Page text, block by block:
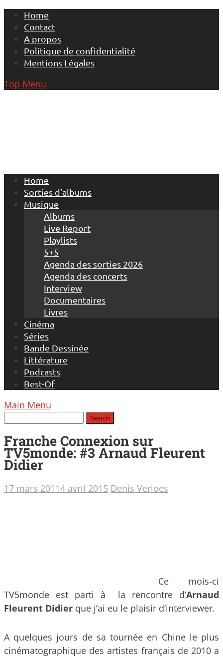
Skip
content
Home
Contact
A propos
Politique de confidentialité
Mentions Légales
Top Menu
Home
Sorties d’albums
Musique
Albums
Live Report
Playlists
5+5
Agenda des sorties 2026
Agenda des concerts
Interview
Documentaires
Livres
Cinéma
Séries
Bande Dessinée
Littérature
Podcasts
Best-Of
Main Menu
Franche Connexion sur
TV5monde: #3 Arnaud Fleurent
Didier
17 mars 20114 avril 2015 Denis Verloes
Ce mois-ci
TV5monde est parti à la rencontre d’Arnaud
Fleurent Didier que j’ai eu le plaisir d’interviewer.
A quelques jours de sa tournée en Chine le plus
cinématographique des artistes français de 2010 a